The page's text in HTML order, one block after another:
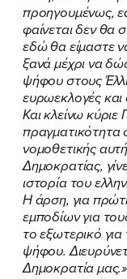
προηγουμένως,
φαίνεται δεν θα
εδώ θα είμαστε
ξανά μέχρι να
ψήφου στους
ευρωεκλογές και
Και κλείνω
πραγματικότητα
νομοθετικής
Δημοκρατίας,
ιστορία του
Η άρση, για
εμποδίων για
το εξωτερικό
ψήφου.
Δημοκρατία